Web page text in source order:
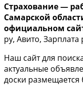
Страхование —
Самарской
официальном
ру, Авито, Зарплата
Наш сайт для
актуальные
доски размещается